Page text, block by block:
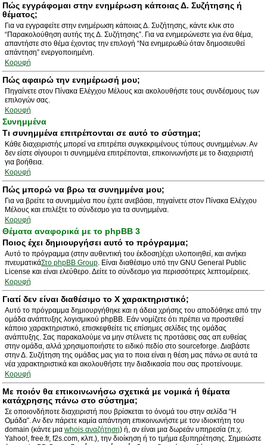
Πώς εγγράφομαι στην ενημέρωση κάποιας Δ. Συζήτησης ή
θέματος;
Για να εγγραφείτε στην ενημέρωση κάποιας Δ. Συζήτησης, κάντε κλικ στο
“Παρακολούθηση αυτής της Δ. Συζήτησης”. Για να ενημερώνεστε για ένα θέμα,
απαντήστε στο θέμα έχοντας την επιλογή “Να ενημερωθώ όταν δημοσιευθεί
απάντηση” ενεργοποιημένη.
Κορυφή
Πώς αφαιρώ την ενημέρωσή μου;
Πηγαίνετε στον Πίνακα Ελέγχου Μέλους και ακολουθήστε τους συνδέσμους των
επιλογών σας.
Κορυφή
Συνημμένα
Τι συνημμένα επιτρέπονται σε αυτό το σύστημα;
Κάθε διαχειριστής μπορεί να επιτρέπει συγκεκριμένους τύπους συνημμένων. Αν
δεν είστε σίγουροι τι συνημμένα επιτρέπονται, επικοινωνήστε με το διαχειριστή
για βοήθεια.
Κορυφή
Πώς μπορώ να βρω τα συνημμένα μου;
Για να βρείτε τα συνημμένα που έχετε ανεβάσει, πηγαίνετε στον Πίνακα Ελέγχου
Μέλους και επιλέξτε το σύνδεσμο για τα συνημμένα.
Κορυφή
Θέματα αναφορικά με το phpBB 3
Ποιος έχει δημιουργήσει αυτό το πρόγραμμα;
Αυτό το πρόγραμμα (στην αυθεντική του έκδοση)έχει υλοποιηθεί, και ανήκει
πνευματικάΣτο phpBB Group. Είναι διαθέσιμο υπό την GNU General Public
License και είναι ελεύθερο. Δείτε το σύνδεσμο για περισσότερες λεπτομέρειες.
Κορυφή
Γιατί δεν είναι διαθέσιμο το Χ χαρακτηριστικό;
Αυτό το πρόγραμμα δημιουργήθηκε και η άδεια χρήσης του αποδόθηκε από την
ομάδα ανάπτυξης λογισμικού phpBB. Εάν νομίζετε ότι πρέπει να προστεθεί
κάποιο χαρακτηριστικό, επισκεφθείτε τις επίσημες σελίδες της ομάδας
ανάπτυξης. Σας παρακαλούμε να μην στέλνετε τις προτάσεις σας απ ευθείας
στην ομάδα, αλλά χρησιμοποιήστε το ειδικό πεδίο στο sourceforge. Διαβάστε
στην Δ. Συζήτηση της ομάδας μας για το ποια είναι η θέση μας πάνω σε αυτά τα
νέα χαρακτηριστικά και ακολουθήστε την διαδικασία που σας προτείνουμε.
Κορυφή
Με ποιόν θα επικοινωνήσω σχετικά με νομικά ή θέματα
κατάχρησης πάνω στο σύστημα;
Σε οποιονδήποτε διαχειριστή που βρίσκεται το όνομά του στην σελίδα “Η
Ομάδα”. Αν δεν πάρετε καμία απάντηση επικοινωνήστε με τον ιδιοκτήτη του
domain (κάντε μια whois αναζήτηση) ή, αν είναι μια δωρεάν υπηρεσία (π.χ.
Yahoo!, free.fr, f2s.com, κλπ.), την διοίκηση ή το τμήμα εξυπηρέτησης. Σημειώστε